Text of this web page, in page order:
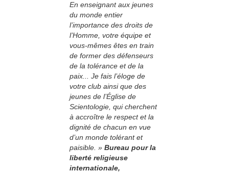
En enseignant aux jeunes
du monde entier
l’importance des droits de
l’Homme, votre équipe et
vous-mêmes êtes en train
de former des défenseurs
de la tolérance et de la
paix... Je fais l’éloge de
votre club ainsi que des
jeunes de l’Église de
Scientologie, qui cherchent
à accroître le respect et la
dignité de chacun en vue
d’un monde tolérant et
paisible. » Bureau pour la
liberté religieuse
internationale,